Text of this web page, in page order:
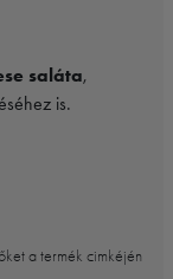
saláta,
is.
a termék cimkéjén